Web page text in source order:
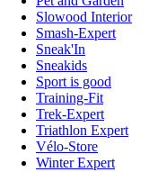
Slowood Interior
Smash-Expert
Sneak'In
Sneakids
Sport is good
Training-Fit
Trek-Expert
Triathlon Expert
Vélo-Store
Winter Expert